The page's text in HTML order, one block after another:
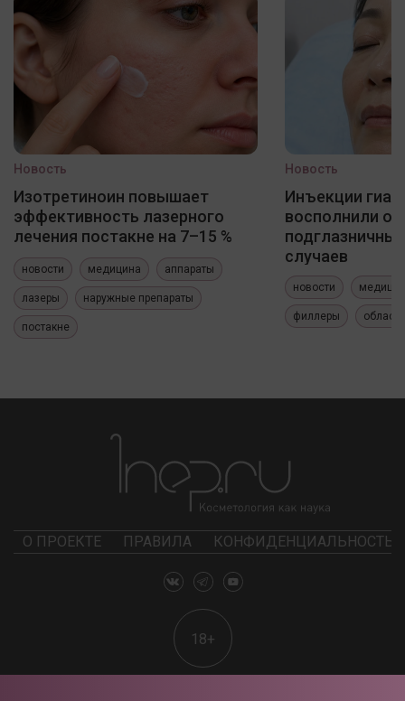
Новость
Изотретиноин повышает
эффективность лазерного
лечения постакне на 7–15 %
новости медицина аппараты
лазеры наружные препараты
постакне
Новость
Инъекции
восполнили
случаев
новости
филлеры
О ПРОЕКТЕ ПРАВИЛА КОНФИДЕНЦИАЛЬНОСТЬ
18+